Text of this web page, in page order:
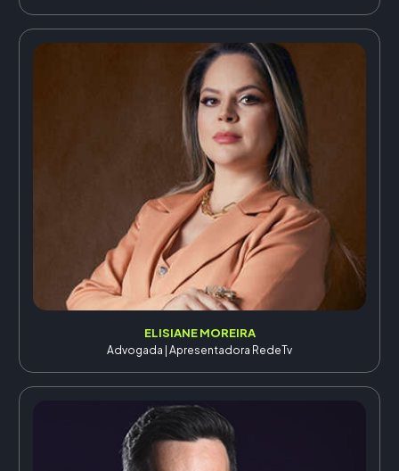
ELISIANE MOREIRA
Advogada | Apresentadora RedeTv